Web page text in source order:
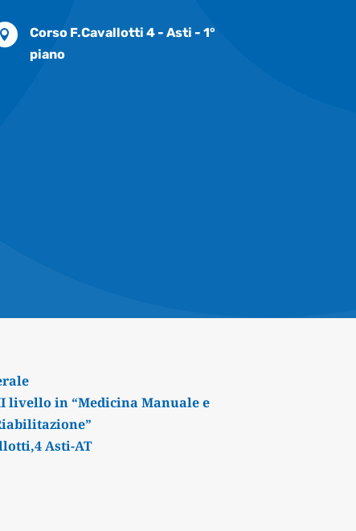

Corso F.Cavallotti 4 - Asti - 1°
piano
livello in “Medicina Manuale e
Asti-AT